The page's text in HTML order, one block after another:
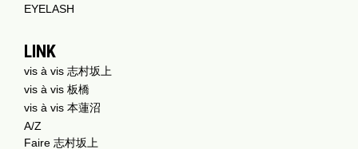
EYELASH
LINK
vis à vis 志村坂上
vis à vis 板橋
vis à vis 本蓮沼
A/Z
Faire 志村坂上